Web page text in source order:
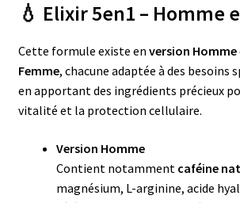
💧 Elixir 5en1 – Homme
Cette formule existe en version Homme
Femme, chacune adaptée à des besoins
en apportant des ingrédients précieux
vitalité et la protection cellulaire.
Version Homme
Contient notamment caféine
magnésium, L-arginine, acide